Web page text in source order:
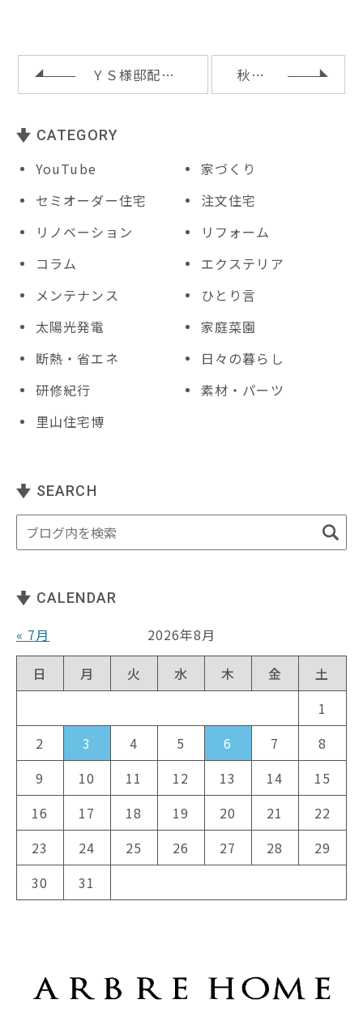
o
k ＹＳ様邸配筋検査 秋ナス
CATEGORY
YouTube
家づくり
セミオーダー住宅
注文住宅
リノベーション
リフォーム
コラム
エクステリア
メンテナンス
ひとり言
太陽光発電
家庭菜園
断熱・省エネ
日々の暮らし
研修紀行
素材・パーツ
里山住宅博
SEARCH
CALENDAR
« 7月
2026年8月
日
月 火 水 木 金
土
1
2
3 4 5 6 7
8
9
10 11 12 13 14
15
16
17 18 19 20 21
22
23
24 25 26 27 28
29
30
31